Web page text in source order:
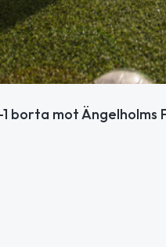
1 borta mot